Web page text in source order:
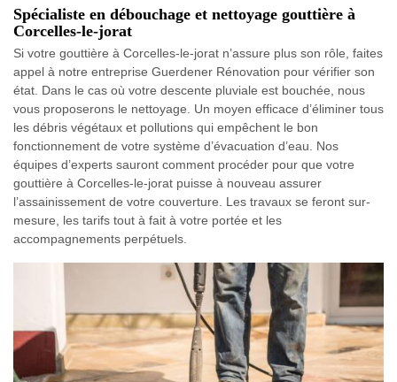
Spécialiste en débouchage et nettoyage gouttière à
Corcelles-le-jorat
Si votre gouttière à Corcelles-le-jorat n’assure plus son rôle, faites
appel à notre entreprise Guerdener Rénovation pour vérifier son
état. Dans le cas où votre descente pluviale est bouchée, nous
vous proposerons le nettoyage. Un moyen efficace d’éliminer tous
les débris végétaux et pollutions qui empêchent le bon
fonctionnement de votre système d’évacuation d’eau. Nos
équipes d’experts sauront comment procéder pour que votre
gouttière à Corcelles-le-jorat puisse à nouveau assurer
l’assainissement de votre couverture. Les travaux se feront sur-
mesure, les tarifs tout à fait à votre portée et les
accompagnements perpétuels.